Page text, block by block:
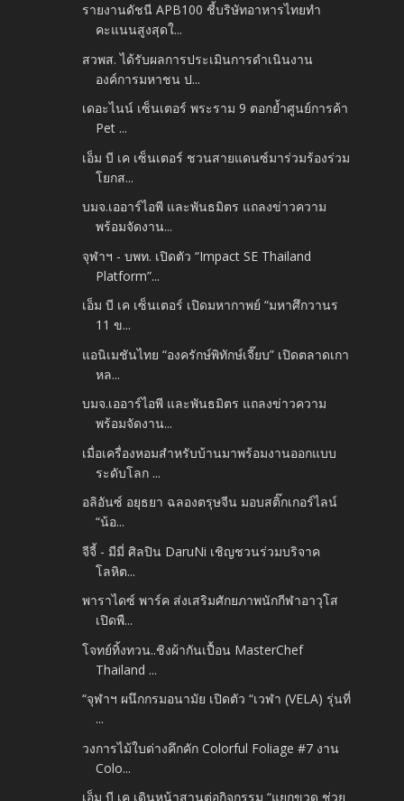
รายงานดัชนี APB100 ชี้บริษัทอาหารไทยทำ
คะแนนสูงสุดใ...
สวพส. ได้รับผลการประเมินการดำเนินงาน
องค์การมหาชน ป...
เดอะไนน์ เซ็นเตอร์ พระราม 9 ตอกย้ำศูนย์การค้า
Pet ...
เอ็ม บี เค เซ็นเตอร์ ชวนสายแดนซ์มาร่วมร้องร่วม
โยกส...
บมจ.เออาร์ไอพี และพันธมิตร แถลงข่าวความ
พร้อมจัดงาน...
จุฬาฯ - บพท. เปิดตัว “Impact SE Thailand
Platform”...
เอ็ม บี เค เซ็นเตอร์ เปิดมหากาพย์ “มหาศึกวานร
11 ข...
แอนิเมชันไทย “องครักษ์พิทักษ์เจี๊ยบ” เปิดตลาดเกา
หล...
บมจ.เออาร์ไอพี และพันธมิตร แถลงข่าวความ
พร้อมจัดงาน...
เมื่อเครื่องหอมสำหรับบ้านมาพร้อมงานออกแบบ
ระดับโลก ...
อลิอันซ์ อยุธยา ฉลองตรุษจีน มอบสติ๊กเกอร์ไลน์
“น้อ...
จีจี้ - มีมี่ ศิลปิน DaruNi เชิญชวนร่วมบริจาค
โลหิต...
พาราไดซ์ พาร์ค ส่งเสริมศักยภาพนักกีฬาอาวุโส
เปิดพื...
โจทย์ทิ้งทวน..ชิงผ้ากันเปื้อน MasterChef
Thailand ...
“จุฬาฯ ผนึกกรมอนามัย เปิดตัว “เวฬา (VELA) รุ่นที่
...
วงการไม้ใบด่างคึกคัก Colorful Foliage #7 งาน
Colo...
เอ็ม บี เค เดินหน้าสานต่อกิจกรรม “แยกขวด ช่วย